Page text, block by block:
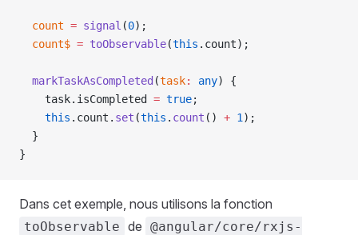
  count
= signal (0);
  count$
= toObservable(this .count);
  markTaskAsCompleted
(task: any) {
    task.isCompleted
= true;
    this
.count. set (this . count () + 1 );
  }
}
Dans cet exemple, nous utilisons la fonction
toObservable de @angular/core/rxjs-